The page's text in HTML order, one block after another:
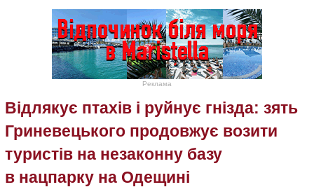
Реклама
Відлякує птахів і руйнує гнізда: зять
Гриневецького продовжує возити
туристів на незаконну базу
в нацпарку на Одещині